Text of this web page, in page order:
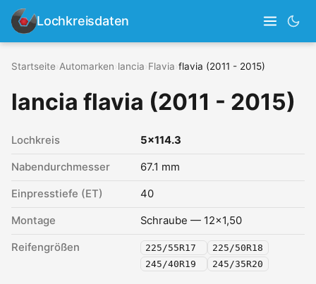
Lochkreisdaten
Startseite Automarken lancia Flavia flavia (2011 - 2015)
lancia flavia (2011 - 2015)
Lochkreis 5x114.3
Nabendurchmesser 67.1 mm
Einpresstiefe (ET) 40
Montage Schraube — 12x1,50
Reifengrößen 225/55R17
225/50R18
245/40R19
245/35R20